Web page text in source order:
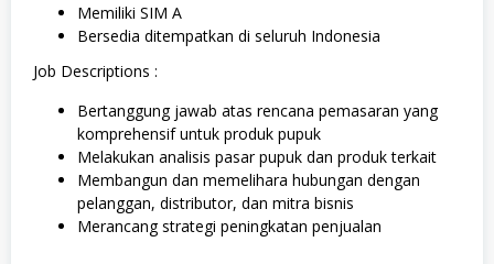
Memiliki SIM A
Bersedia ditempatkan di seluruh Indonesia
Job Descriptions :
Bertanggung jawab atas rencana pemasaran yang
komprehensif untuk produk pupuk
Melakukan analisis pasar pupuk dan produk terkait
Membangun dan memelihara hubungan dengan
pelanggan, distributor, dan mitra bisnis
Merancang strategi peningkatan penjualan